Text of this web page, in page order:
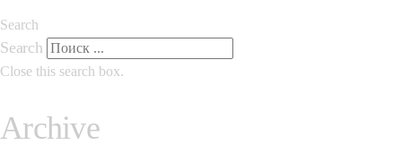
Search
Search
Close this search box.
Archive